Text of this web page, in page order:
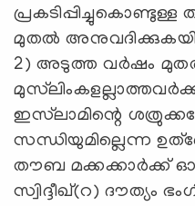
മുതല്‍
2) അടുത്ത വര്‍ഷം
ഇസ്‌ലാമിന്റെ
സന്ധിയുമില്ലെന്ന
തൗബ മക്കക്കാര്‍ക്ക്
സ്വിദ്ദീഖ്(റ) ദൗത്യം